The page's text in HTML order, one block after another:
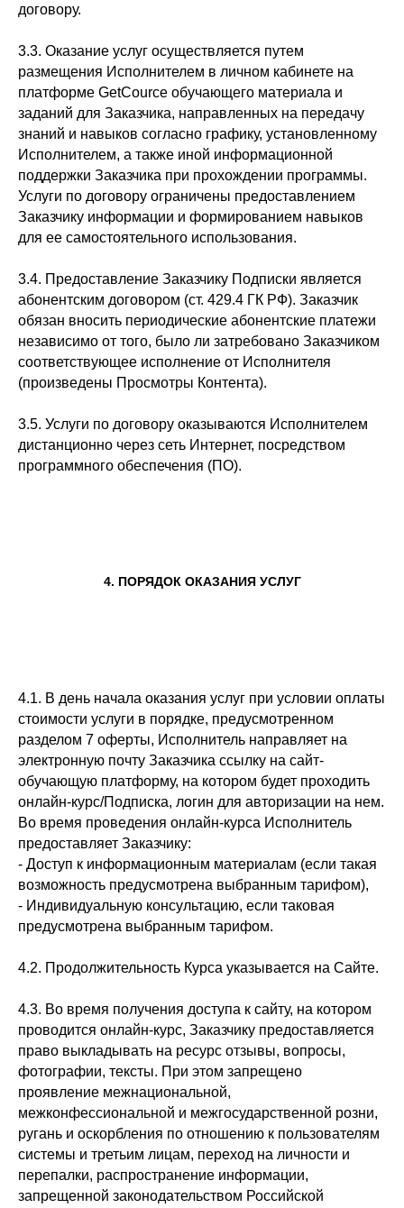
договору.
3.3. Оказание услуг осуществляется путем
размещения Исполнителем в личном кабинете на
платформе GetCource обучающего материала и
заданий для Заказчика, направленных на передачу
знаний и навыков согласно графику, установленному
Исполнителем, а также иной информационной
поддержки Заказчика при прохождении программы.
Услуги по договору ограничены предоставлением
Заказчику информации и формированием навыков
для ее самостоятельного использования.
3.4. Предоставление Заказчику Подписки является
абонентским договором (ст. 429.4 ГК РФ). Заказчик
обязан вносить периодические абонентские платежи
независимо от того, было ли затребовано Заказчиком
соответствующее исполнение от Исполнителя
(произведены Просмотры Контента).
3.5. Услуги по договору оказываются Исполнителем
дистанционно через сеть Интернет, посредством
программного обеспечения (ПО).
4. ПОРЯДОК ОКАЗАНИЯ УСЛУГ
4.1. В день начала оказания услуг при условии оплаты
стоимости услуги в порядке, предусмотренном
разделом 7 оферты, Исполнитель направляет на
электронную почту Заказчика ссылку на сайт-
обучающую платформу, на котором будет проходить
онлайн-курс/Подписка, логин для авторизации на нем.
Во время проведения онлайн-курса Исполнитель
предоставляет Заказчику:
- Доступ к информационным материалам (если такая
возможность предусмотрена выбранным тарифом),
- Индивидуальную консультацию, если таковая
предусмотрена выбранным тарифом.
4.2. Продолжительность Курса указывается на Сайте.
4.3. Во время получения доступа к сайту, на котором
проводится онлайн-курс, Заказчику предоставляется
право выкладывать на ресурс отзывы, вопросы,
фотографии, тексты. При этом запрещено
проявление межнациональной,
межконфессиональной и межгосударственной розни,
ругань и оскорбления по отношению к пользователям
системы и третьим лицам, переход на личности и
перепалки, распространение информации,
запрещенной законодательством Российской